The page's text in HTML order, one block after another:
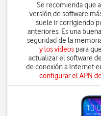
Se recomienda que
versión de software
suele ir corrigiendo
anteriores. Es una
seguridad de la
y los vídeos para
actualizar el software
de conexión a Internet
configurar el APN